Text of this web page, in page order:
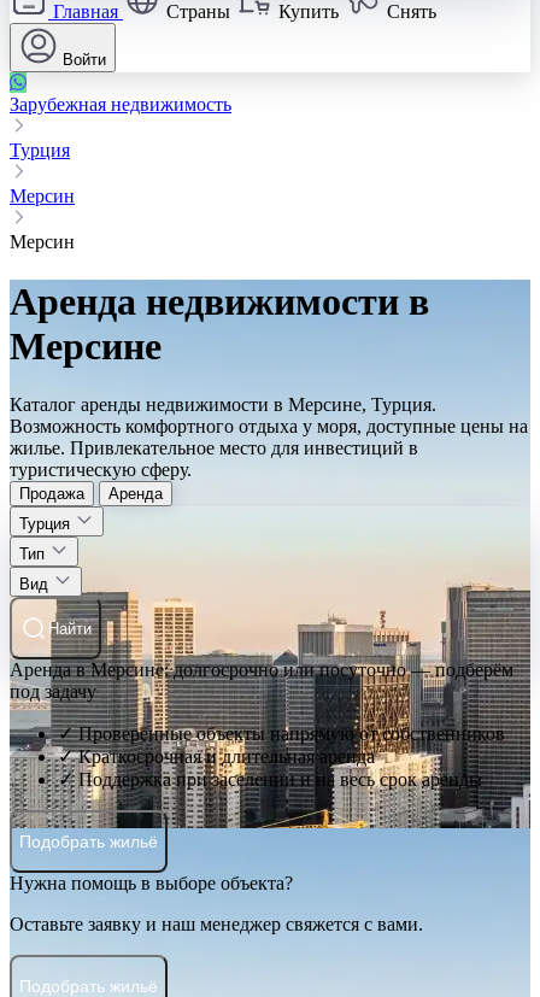
Главная Страны Купить Снять
Войти
Зарубежная недвижимость
Турция
Мерсин
Мерсин
Аренда недвижимости в
Мерсине
Каталог аренды недвижимости в Мерсине, Турция.
Возможность комфортного отдыха у моря, доступные цены на
жилье. Привлекательное место для инвестиций в
туристическую сферу.
Продажа
Аренда
Турция
Тип
Вид
Найти
Аренда в Мерсине: долгосрочно или посуточно — подберём
под задачу
✓ Проверенные объекты напрямую от собственников
✓ Краткосрочная и длительная аренда
✓ Поддержка при заселении и на весь срок аренды
Подобрать жильё
Нужна помощь в выборе объекта?
Оставьте заявку и наш менеджер свяжется с вами.
Подобрать жильё